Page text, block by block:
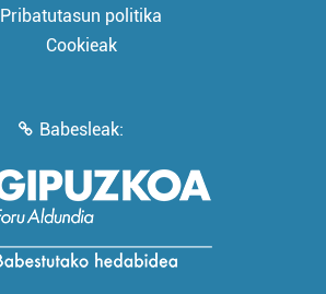
Pribatutasun politika
Cookieak
Babesleak: